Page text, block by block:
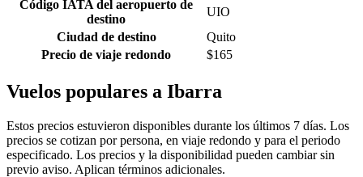
Código IATA del aeropuerto de
destino
UIO
Ciudad de destino
Quito
Precio de viaje redondo
$165
Vuelos populares a Ibarra
Estos precios estuvieron disponibles durante los últimos 7 días. Los
precios se cotizan por persona, en viaje redondo y para el periodo
especificado. Los precios y la disponibilidad pueden cambiar sin
previo aviso. Aplican términos adicionales.